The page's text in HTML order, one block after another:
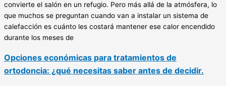
convierte el salón en un refugio. Pero más allá de la atmósfera, lo
que muchos se preguntan cuando van a instalar un sistema de
calefacción es cuánto les costará mantener ese calor encendido
durante los meses de
Opciones económicas para tratamientos de
ortodoncia: ¿qué necesitas saber antes de decidir.